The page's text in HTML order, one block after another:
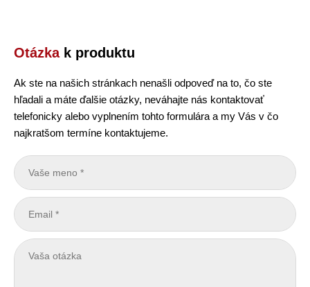
Otázkak produktu
Ak ste na našich stránkach nenašli odpoveď na to, čo ste
hľadali a máte ďalšie otázky, neváhajte nás kontaktovať
telefonicky alebo vyplnením tohto formulára a my Vás v čo
najkratšom termíne kontaktujeme.